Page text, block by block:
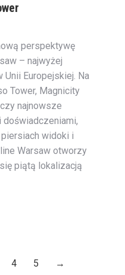
perspektywę
– najwyżej
Unii Europejskiej. Na
Tower, Magnicity
najnowsze
widoki i
Warsaw otworzy
piątą lokalizacją
4 5 →